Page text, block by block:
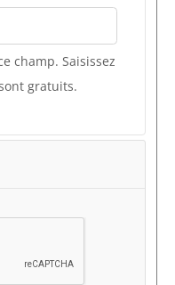
champ. Saisissez
gratuits.